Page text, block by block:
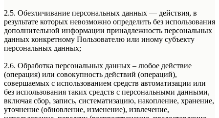
2.5. Обезличивание персональных данных — действия, в
результате которых невозможно определить без использования
дополнительной информации принадлежность персональных
данных конкретному Пользователю или иному субъекту
персональных данных;
2.6. Обработка персональных данных – любое действие
(операция) или совокупность действий (операций),
совершаемых с использованием средств автоматизации или
без использования таких средств с персональными данными,
включая сбор, запись, систематизацию, накопление, хранение,
уточнение (обновление, изменение), извлечение,